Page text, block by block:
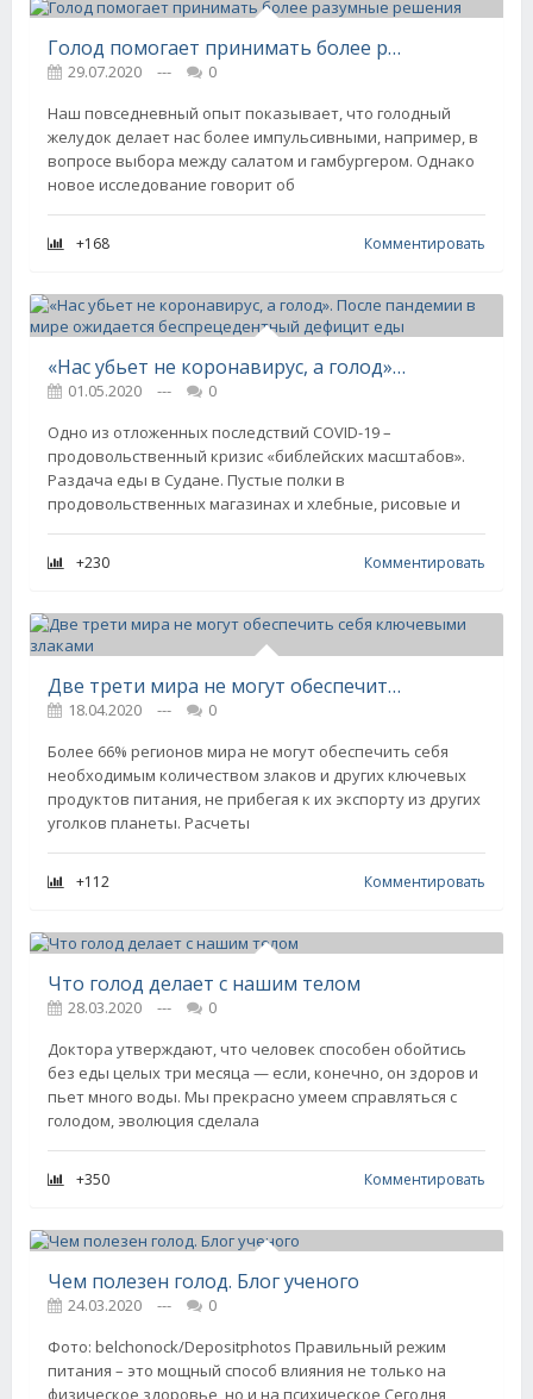
Голод помогает принимать более разумные решения
29.07.2020 ---
0
Наш повседневный опыт показывает, что голодный
желудок делает нас более импульсивными, например, в
вопросе выбора между салатом и гамбургером. Однако
новое исследование говорит об
+168 Комментировать
«Нас убьет не коронавирус, а голод». После пандемии в мире ожидается беспрецедентный дефицит еды
01.05.2020 ---
0
Одно из отложенных последствий COVID-19 –
продовольственный кризис «библейских масштабов».
Раздача еды в Судане. Пустые полки в
продовольственных магазинах и хлебные, рисовые и
+230 Комментировать
Две трети мира не могут обеспечить себя ключевыми злаками
18.04.2020 ---
0
Более 66% регионов мира не могут обеспечить себя
необходимым количеством злаков и других ключевых
продуктов питания, не прибегая к их экспорту из других
уголков планеты. Расчеты
+112 Комментировать
Что голод делает с нашим телом
28.03.2020 ---
0
Доктора утверждают, что человек способен обойтись
без еды целых три месяца — если, конечно, он здоров и
пьет много воды. Мы прекрасно умеем справляться с
голодом, эволюция сделала
+350 Комментировать
Чем полезен голод. Блог ученого
24.03.2020 ---
0
Фото: belchonock/Depositphotos Правильный режим
питания – это мощный способ влияния не только на
физическое здоровье, но и на психическое Сегодня